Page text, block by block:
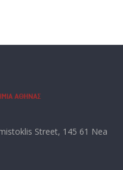
Street, 145 61 Nea